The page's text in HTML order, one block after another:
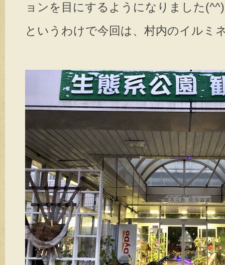
ョンを目にするようになりました(^^)
というわけで今回は、村内のイルミ